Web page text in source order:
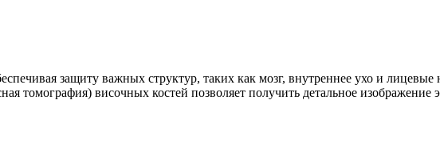
защиту важных структур, таких как мозг, внутреннее ухо и
томография) височных костей позволяет получить детальное изображение